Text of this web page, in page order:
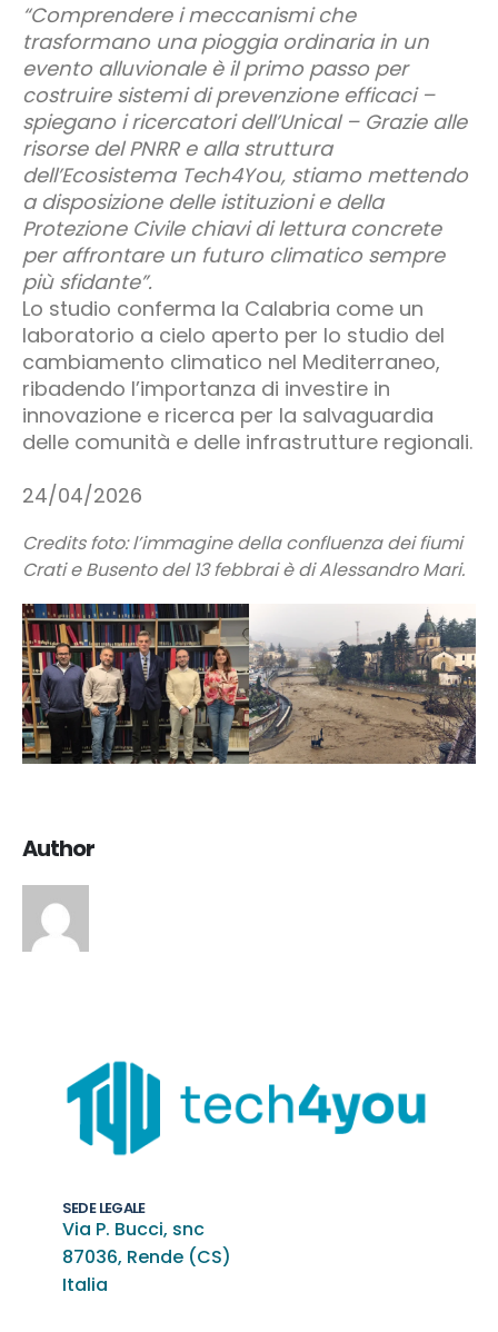
“Comprendere i meccanismi che
trasformano una pioggia ordinaria in un
evento alluvionale è il primo passo per
costruire sistemi di prevenzione efficaci –
spiegano i ricercatori dell’Unical – Grazie alle
risorse del PNRR e alla struttura
dell’Ecosistema Tech4You, stiamo mettendo
a disposizione delle istituzioni e della
Protezione Civile chiavi di lettura concrete
per affrontare un futuro climatico sempre
più sfidante”.
Lo studio conferma la Calabria come un
laboratorio a cielo aperto per lo studio del
cambiamento climatico nel Mediterraneo,
ribadendo l’importanza di investire in
innovazione e ricerca per la salvaguardia
delle comunità e delle infrastrutture regionali.
24/04/2026
Credits foto: l’immagine della confluenza dei fiumi
Crati e Busento del 13 febbrai è di Alessandro Mari.
Author
SEDE LEGALE
Via P. Bucci, snc
87036, Rende (CS)
Italia